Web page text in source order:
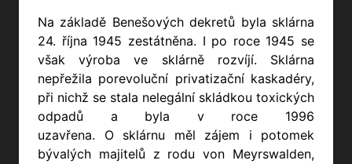
Na základě Benešových dekretů byla sklárna
24. října 1945 zestátněna. I po roce 1945 se
však výroba ve sklárně rozvíjí. Sklárna
nepřežila porevoluční privatizační kaskadéry,
při nichž se stala nelegální skládkou toxických
odpadů a byla v roce 1996
uzavřena. O sklárnu měl zájem i potomek
bývalých majitelů z rodu von Meyrswalden,